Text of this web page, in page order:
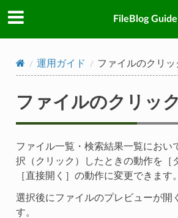
FileBlog Guide
運用ガイド ファイルのクリッ
ファイルのクリッ
ファイル一覧・検索結果一覧におい
択（クリック）したときの動作を［
［直接開く］の動作に変更できます。
選択後にファイルのプレビューが開
す。